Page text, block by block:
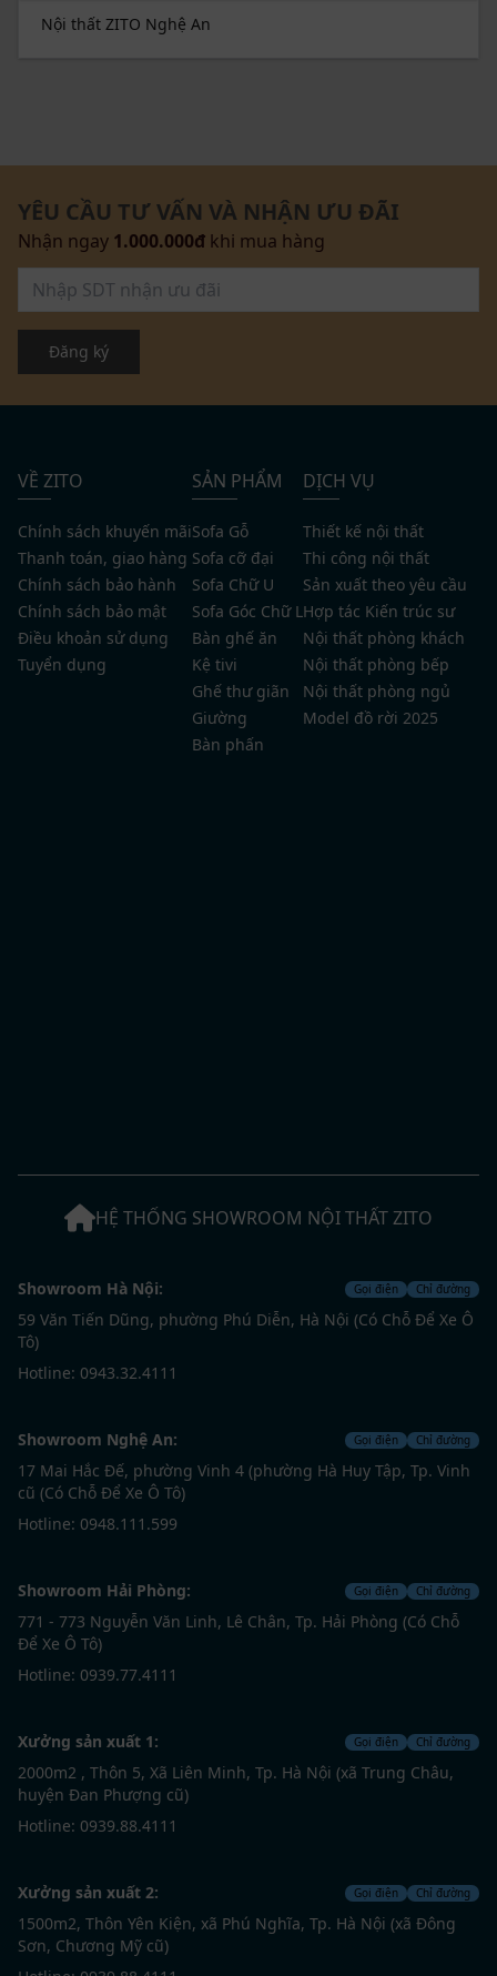
Nội thất ZITO Nghệ An
YÊU CẦU TƯ VẤN VÀ NHẬN ƯU ĐÃI
Nhận ngay 1.000.000đ khi mua hàng
Đăng ký
VỀ ZITO
Chính sách khuyến mãi
Thanh toán, giao hàng
Chính sách bảo hành
Chính sách bảo mật
Điều khoản sử dụng
Tuyển dụng
SẢN PHẨM
Sofa Gỗ
Sofa cỡ đại
Sofa Chữ U
Sofa Góc Chữ L
Bàn ghế ăn
Kệ tivi
Ghế thư giãn
Giường
Bàn phấn
DỊCH VỤ
Thiết kế nội thất
Thi công nội thất
Sản xuất theo yêu cầu
Hợp tác Kiến trúc sư
Nội thất phòng khách
Nội thất phòng bếp
Nội thất phòng ngủ
Model đồ rời 2025
HỆ THỐNG SHOWROOM NỘI THẤT ZITO
Showroom Hà Nội: Gọi điện Chỉ đường
59 Văn Tiến Dũng, phường Phú Diễn, Hà Nội (Có Chỗ Để Xe Ô
Tô)
Hotline: 0943.32.4111
Showroom Nghệ An: Gọi điện Chỉ đường
17 Mai Hắc Đế, phường Vinh 4 (phường Hà Huy Tập, Tp. Vinh
cũ (Có Chỗ Để Xe Ô Tô)
Hotline: 0948.111.599
Showroom Hải Phòng: Gọi điện Chỉ đường
771 - 773 Nguyễn Văn Linh, Lê Chân, Tp. Hải Phòng (Có Chỗ
Để Xe Ô Tô)
Hotline: 0939.77.4111
Xưởng sản xuất 1: Gọi điện Chỉ đường
2000m2 , Thôn 5, Xã Liên Minh, Tp. Hà Nội (xã Trung Châu,
huyện Đan Phượng cũ)
Hotline: 0939.88.4111
Xưởng sản xuất 2: Gọi điện Chỉ đường
1500m2, Thôn Yên Kiện, xã Phú Nghĩa, Tp. Hà Nội (xã Đông
Sơn, Chương Mỹ cũ)